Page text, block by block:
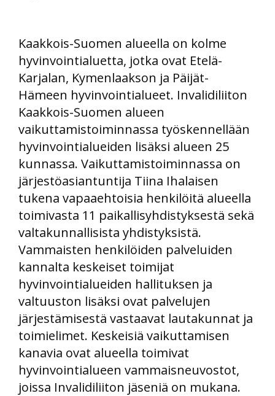
Kaakkois-Suomen alueella on kolme
hyvinvointialuetta, jotka ovat Etelä-
Karjalan, Kymenlaakson ja Päijät-
Hämeen hyvinvointialueet. Invalidiliiton
Kaakkois-Suomen alueen
vaikuttamistoiminnassa työskennellään
hyvinvointialueiden lisäksi alueen 25
kunnassa. Vaikuttamistoiminnassa on
järjestöasiantuntija Tiina Ihalaisen
tukena vapaaehtoisia henkilöitä alueella
toimivasta 11 paikallisyhdistyksestä sekä
valtakunnallisista yhdistyksistä.
Vammaisten henkilöiden palveluiden
kannalta keskeiset toimijat
hyvinvointialueiden hallituksen ja
valtuuston lisäksi ovat palvelujen
järjestämisestä vastaavat lautakunnat ja
toimielimet. Keskeisiä vaikuttamisen
kanavia ovat alueella toimivat
hyvinvointialueen vammaisneuvostot,
joissa Invalidiliiton jäseniä on mukana.